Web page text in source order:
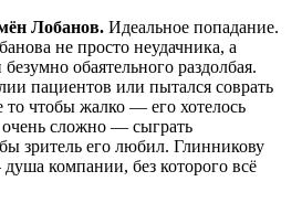
Лобанов. Идеальное попадание.
не просто неудачника, а
обаятельного раздолбая.
пациентов или пытался соврать
чтобы жалко — его хотелось
сложно — сыграть
зритель его любил. Глинникову
компании, без которого всё